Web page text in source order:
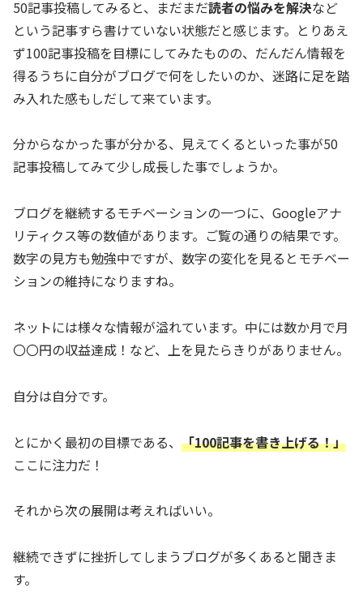
50記事投稿してみると、まだまだ読者の悩みを解決など
という記事すら書けていない状態だと感じます。とりあえ
ず100記事投稿を目標にしてみたものの、だんだん情報を
得るうちに自分がブログで何をしたいのか、迷路に足を踏
み入れた感もしだして来ています。
分からなかった事が分かる、見えてくるといった事が50
記事投稿してみて少し成長した事でしょうか。
ブログを継続するモチベーションの一つに、Googleアナ
リティクス等の数値があります。ご覧の通りの結果です。
数字の見方も勉強中ですが、数字の変化を見るとモチベー
ションの維持になりますね。
ネットには様々な情報が溢れています。中には数か月で月
〇〇円の収益達成！など、上を見たらきりがありません。
自分は自分です。
とにかく最初の目標である、 「100記事を書き上げる！」
ここに注力だ！
それから次の展開は考えればいい。
継続できずに挫折してしまうブログが多くあると聞きま
す。